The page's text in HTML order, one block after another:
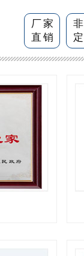
厂家
直销